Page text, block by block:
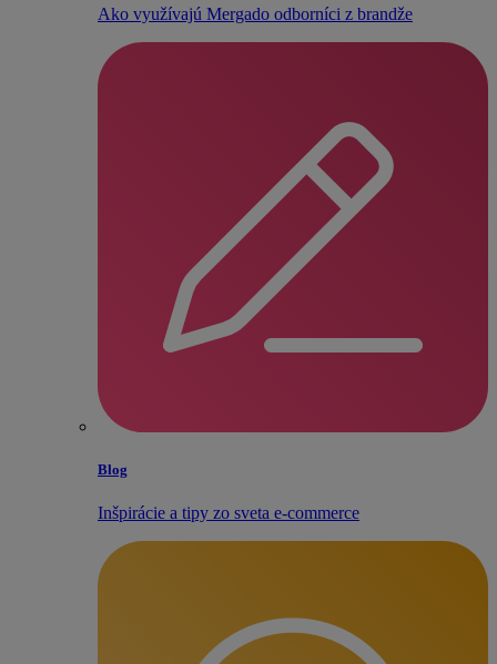
Ako využívajú Mergado odborníci z brandže
Blog
Inšpirácie a tipy zo sveta e‑commerce